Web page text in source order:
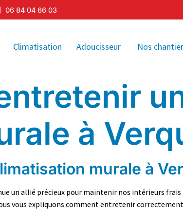
06 84 04 66 03
Climatisation Adoucisseur Nos
à
murale à
un allié précieux pour maintenir nos intérieurs
vous expliquons comment entretenir